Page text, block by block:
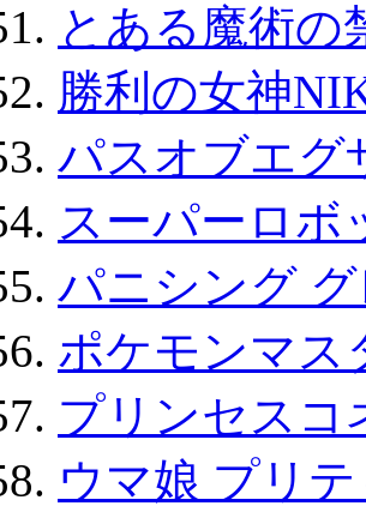
とある魔術の
勝利の女神
パスオブエグ
スーパーロボ
パニシング
ポケモンマス
プリンセスコ
ウマ娘 プリ